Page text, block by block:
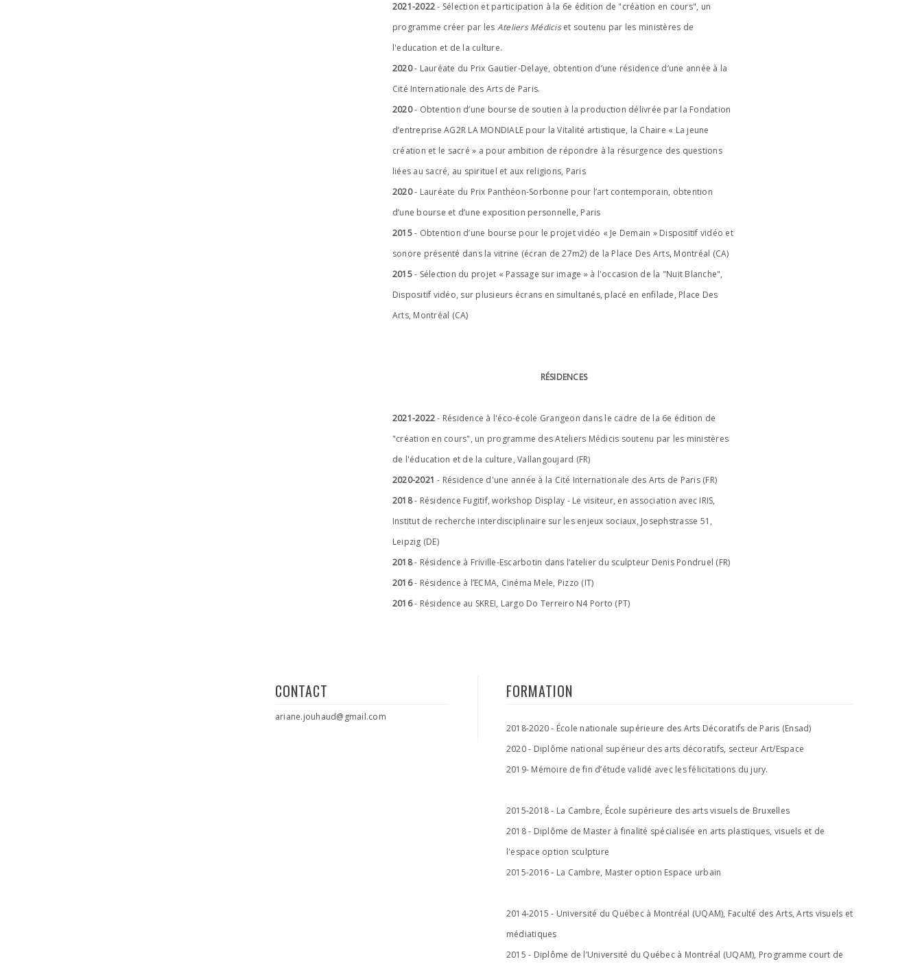
2021-2022- Sélection et participation à la 6e édition de "création en cours", un
programme créer par les Ateliers Médiciset soutenu par les ministères de
l'education et de la culture.
2020- Lauréate du Prix Gautier-Delaye, obtention d’une résidence d’une année à la
Cité Internationale des Arts de Paris.
2020- Obtention d’une bourse de soutien à la production délivrée par la Fondation
d’entreprise AG2R LA MONDIALE pour la Vitalité artistique, la Chaire « La jeune
création et le sacré » a pour ambition de répondre à la résurgence des questions
liées au sacré, au spirituel et aux religions, Paris
2020- Lauréate du Prix Panthéon-Sorbonne pour l’art contemporain, obtention
d’une bourse et d’une exposition personnelle, Paris
2015- Obtention d’une bourse pour le projet vidéo « Je Demain » Dispositif vidéo et
sonore présenté dans la vitrine (écran de 27m2) de la Place Des Arts, Montréal (CA)
2015- Sélection du projet « Passage sur image » à l'occasion de la "Nuit Blanche",
Dispositif vidéo, sur plusieurs écrans en simultanés, placé en enfilade, Place Des
Arts, Montréal (CA)
RÉSIDENCES
2021-2022- Résidence à l'éco-école Grangeon dans le cadre de la 6e édition de
"création en cours", un programme des Ateliers Médicis soutenu par les ministères
de l'éducation et de la culture, Vallangoujard (FR)
2020-2021 - Résidence d'une année à la Cité Internationale des Arts de Paris (FR)
2018- Résidence Fugitif, workshop Display - Le visiteur, en association avec IRIS,
Institut de recherche interdisciplinaire sur les enjeux sociaux, Josephstrasse 51,
Leipzig (DE)
2018- Résidence à Friville-Escarbotin dans l’atelier du sculpteur Denis Pondruel (FR)
2016- Résidence à l’ECMA, Cinéma Mele, Pizzo (IT)
2016- Résidence au SKREI, Largo Do Terreiro N4 Porto (PT)
CONTACT
ariane.jouhaud@gmail.com
FORMATION
2018-2020 - École nationale supérieure des Arts Décoratifs de Paris (Ensad)
2020 - Diplôme national supérieur des arts décoratifs, secteur Art/Espace
2019- Mémoire de fin d’étude validé avec les félicitations du jury.
2015-2018 - La Cambre, École supérieure des arts visuels de Bruxelles
2018 - Diplôme de Master à finalité spécialisée en arts plastiques, visuels et de
l'espace option sculpture
2015-2016 - La Cambre, Master option Espace urbain
2014-2015 - Université du Québec à Montréal (UQAM), Faculté des Arts, Arts visuels et
médiatiques
2015 - Diplôme de l’Université du Québec à Montréal (UQAM), Programme court de